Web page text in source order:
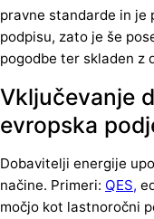
pravne standarde in je
podpisu, zato je še
pogodbe ter skladen z
Vključevanje
evropska
Dobavitelji energije
načine. Primeri: QES,
močjo kot lastnoročni